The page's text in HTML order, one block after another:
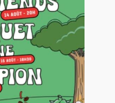
h
e
t
n
n
d
e
v
u
e